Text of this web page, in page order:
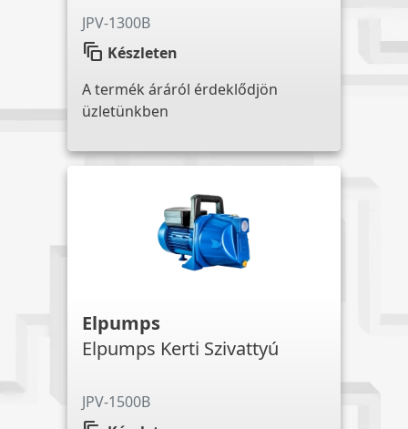
JPV-1300B
auto_awesome_motion Készleten
A termék áráról érdeklődjön
üzletünkben
Elpumps
Elpumps Kerti Szivattyú
JPV-1500B